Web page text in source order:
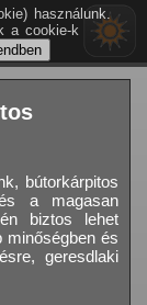
bútorkárpitos
a magasan
biztos lehet
minőségben és
geresdlaki
használunk.
a cookie-k